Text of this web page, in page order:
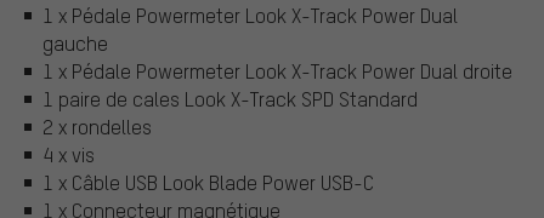
1 x Pédale Powermeter Look X-Track Power Dual
gauche
1 x Pédale Powermeter Look X-Track Power Dual droite
1 paire de cales Look X-Track SPD Standard
2 x rondelles
4 x vis
1 x Câble USB Look Blade Power USB-C
1 x Connecteur magnétique